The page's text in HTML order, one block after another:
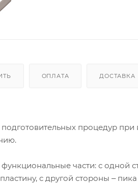
ОПЛАТА ДОСТАВКА
процедур
части: с одной
с другой стороны ‒